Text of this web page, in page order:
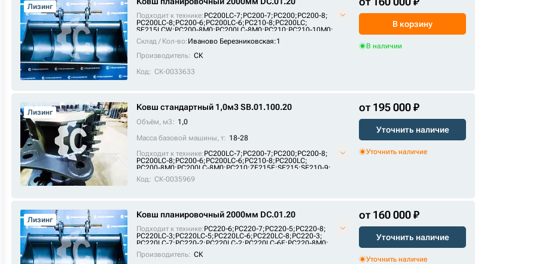
Лизинг
Подходит к технике:PC200LC-7;PC200-7;PC200;PC200-8;
PC200LC-8;PC200-6;PC200LC-6;PC210-8;PC200LC;
SE215LCW;PC200-8M0;PC200LC-8M0;PC210;PC210-10M0;
ZE215E ; SE215 SE210-9 PC210LC FR225E2;
Склад / Кол-во:Иваново Березниковская:1
Производитель: СК
Код: СК-0033633
В корзину
В наличии
Лизинг
Ковш стандартный 1,0м3 SB.01.100.20
Объём, м3: 1,0
Масса базовой машины, т: 18-28
Подходит к технике:PC200LC-7;PC200-7;PC200;PC200-8;
PC200LC-8;PC200-6;PC200LC-6;PC210-8;PC200LC;
PC200-8M0;PC200LC-8M0;PC210;ZE215E;SE215;SE210-9;
PC210LC ;SE215W
Код: СК-0035969
от 195 000 ₽
Уточнить наличие
Уточнить наличие
Лизинг
Ковш планировочный 2000мм DC.01.20
Подходит к технике:PC220-6;PC220-7;PC220-5;PC220-8;
PC220LC-3;PC220LC-5;PC220LC-6;PC220LC-8;PC220-3;
PC220LC-7;PC220-2;PC220LC-2;PC220LC-6E;PC220-8M0;
SE220
SE220LC
Производитель: СК
от 160 000 ₽
Уточнить наличие
Уточнить наличие